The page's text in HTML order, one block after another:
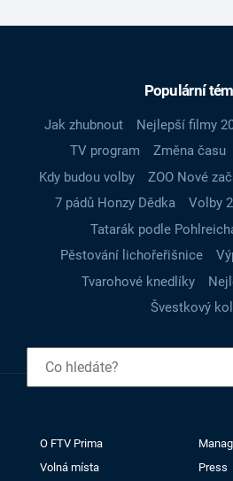
Populární
Jak zhubnout Nejlepší filmy
TV program
Změna času
Kdy budou volby
ZOO Nové
7 pádů Honzy Dědka
Volby
Tatarák podle
Pěstování lichořeřišnice
Tvarohové knedlíky
Švestkový
O FTV Prima
Volná místa
Press